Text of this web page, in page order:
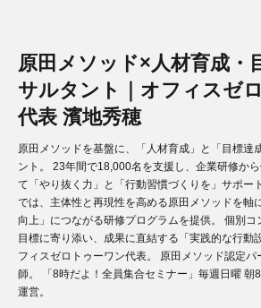
原田メソッド×人材育成・
サルタント｜オフィスゼ
代表 濱地秀穂
原田メソッドを基盤に、「人材育成」と「目標達
ント。 23年間で18,000名を支援し、企業研修か
て「やり抜く力」と「行動習慣づくりを」サポー
では、主体性と再現性を高める原田メソッドを軸
向上」につながる研修プログラムを提供。 個別
目標に寄り添い、成果に直結する「実践的な行動
フィスゼロトゥーワン代表。 原田メソッド認定
師。 「8時だよ！全員集合セミナー」毎週日曜 朝
運営。